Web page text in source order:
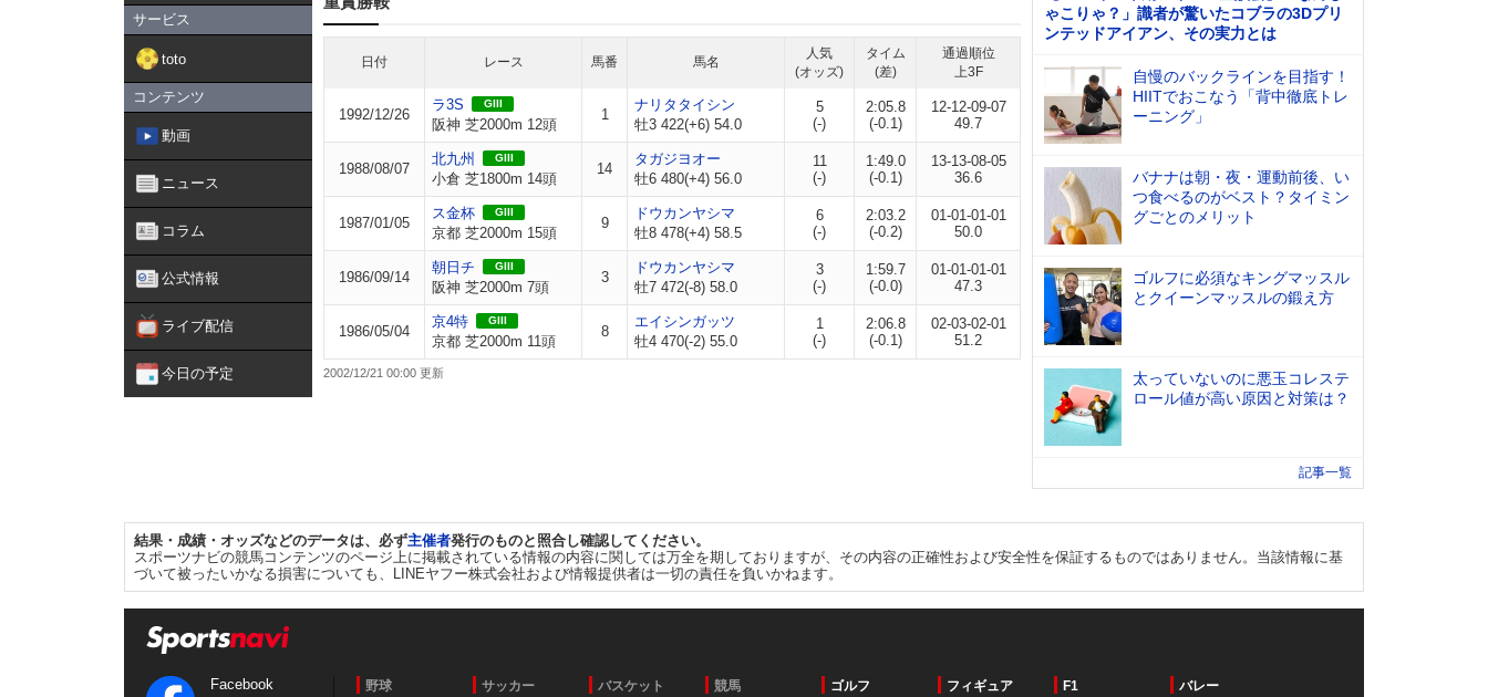
サービス
toto
コンテンツ
動画
ニュース
コラム
公式情報
ライブ配信
今日の予定
日付 レース 馬番 馬名
人気
(オッズ)
タイム
(差)
通過順位
上3F
1992/12/26
ラ3S GIII
阪神 芝2000m 12頭
1
ナリタタイシン
牡3 422(+6) 54.0
5
(-)
2:05.8
(-0.1)
12-12-09-07
49.7
1988/08/07
北九州 GIII
小倉 芝1800m 14頭
14
タガジヨオー
牡6 480(+4) 56.0
11
(-)
1:49.0
(-0.1)
13-13-08-05
36.6
1987/01/05
ス金杯 GIII
京都 芝2000m 15頭
9
ドウカンヤシマ
牡8 478(+4) 58.5
6
(-)
2:03.2
(-0.2)
01-01-01-01
50.0
1986/09/14
朝日チ GIII
阪神 芝2000m 7頭
3
ドウカンヤシマ
牡7 472(-8) 58.0
3
(-)
1:59.7
(-0.0)
01-01-01-01
47.3
1986/05/04
京4特 GIII
京都 芝2000m 11頭
8
エイシンガッツ
牡4 470(-2) 55.0
1
(-)
2:06.8
(-0.1)
02-03-02-01
51.2
2002/12/21 00:00 更新
ゃこりゃ？」識者が驚いたコブラの3Dプリ
ンテッドアイアン、その実力とは
自慢のバックラインを目指す！
HIITでおこなう「背中徹底トレ
ーニング」
バナナは朝・夜・運動前後、い
つ食べるのがベスト？タイミン
グごとのメリット
ゴルフに必須なキングマッスル
とクイーンマッスルの鍛え方
太っていないのに悪玉コレステ
ロール値が高い原因と対策は？
記事一覧
結果・成績・オッズなどのデータは、必ず主催者発行のものと照合し確認してください。
スポーツナビの競馬コンテンツのページ上に掲載されている情報の内容に関しては万全を期しておりますが、その内容の正確性および安全性を保証するものではありません。当該情報に基
づいて被ったいかなる損害についても、LINEヤフー株式会社および情報提供者は一切の責任を負いかねます。
Facebook 野球 サッカー バスケット 競馬 ゴルフ フィギュア F1 バレー